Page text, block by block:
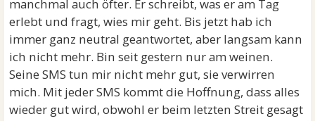
manchmal auch öfter. Er schreibt, was er am Tag
erlebt und fragt, wies mir geht. Bis jetzt hab ich
immer ganz neutral geantwortet, aber langsam kann
ich nicht mehr. Bin seit gestern nur am weinen.
Seine SMS tun mir nicht mehr gut, sie verwirren
mich. Mit jeder SMS kommt die Hoffnung, dass alles
wieder gut wird, obwohl er beim letzten Streit gesagt